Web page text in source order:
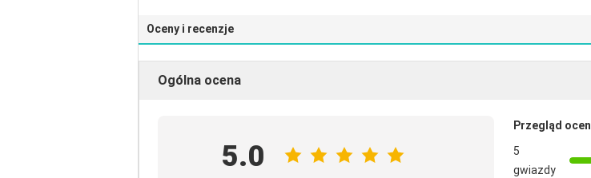
Oceny i recenzje
Ogólna ocena
5.0
Przegląd ocen
5
gwiazdy